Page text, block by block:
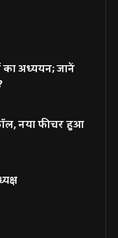
का अध्ययन; जानें
नया फीचर हुआ